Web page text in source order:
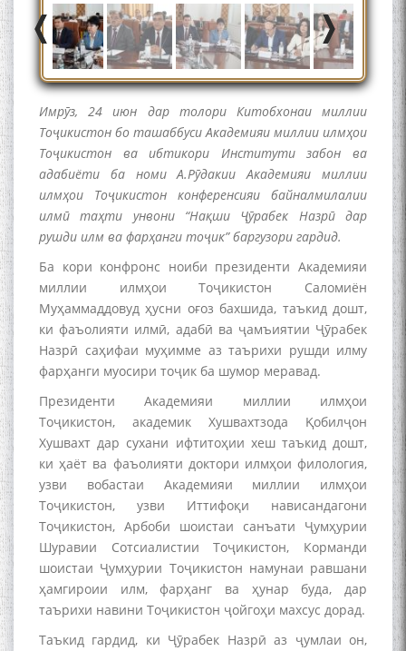
Имрӯз, 24 июн дар толори Китобхонаи миллии
Тоҷикистон бо ташаббуси Академияи миллии илмҳои
Тоҷикистон ва ибтикори Институти забон ва
адабиёти ба номи А.Рӯдакии Академияи миллии
илмҳои Тоҷикистон конференсияи байналмилалии
илмӣ таҳти унвони “Нақши Ҷӯрабек Назрӣ дар
рушди илм ва фарҳанги тоҷик” баргузори гардид.
Ба кори конфронс ноиби президенти Академияи
миллии илмҳои Тоҷикистон Саломиён
Муҳаммаддовуд ҳусни оғоз бахшида, таъкид дошт,
ки фаъолияти илмӣ, адабӣ ва ҷамъиятии Ҷӯрабек
Назрӣ саҳифаи муҳимме аз таърихи рушди илму
фарҳанги муосири тоҷик ба шумор меравад.
Президенти Академияи миллии илмҳои
Тоҷикистон, академик Хушвахтзода Қобилҷон
Хушвахт дар сухани ифтитоҳии хеш таъкид дошт,
ки ҳаёт ва фаъолияти доктори илмҳои филология,
узви вобастаи Академияи миллии илмҳои
Тоҷикистон, узви Иттифоқи нависандагони
Тоҷикистон, Арбоби шоистаи санъати Ҷумҳурии
Шуравии Сотсиалистии Тоҷикистон, Корманди
шоистаи Ҷумҳурии Тоҷикистон намунаи равшани
ҳамгироии илм, фарҳанг ва ҳунар буда, дар
таърихи навини Тоҷикистон ҷойгоҳи махсус дорад.
Таъкид гардид, ки Ҷӯрабек Назрӣ аз ҷумлаи он,